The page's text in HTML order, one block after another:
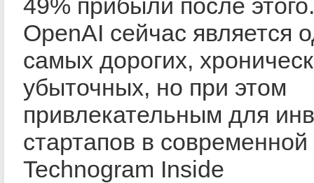
49% прибыли после
OpenAI сейчас является
самых дорогих,
убыточных, но при этом
привлекательным для
стартапов в
Technogram Inside